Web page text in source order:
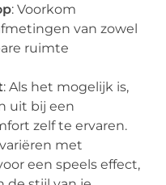
: Voorkom
van zowel
ruimte
: Als het mogelijk is,
uit bij een
zelf te ervaren.
met
een speels effect,